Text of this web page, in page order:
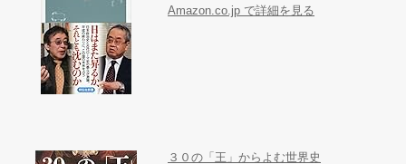
Amazon.co.jp で詳細を見る
３０の「王」からよむ世界史